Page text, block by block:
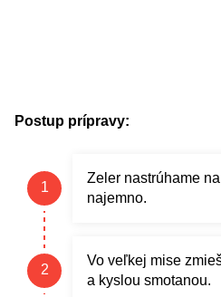
Postup prípravy:
Zeler nastrúhame
najemno.
Vo veľkej mise
a kyslou smotanou.